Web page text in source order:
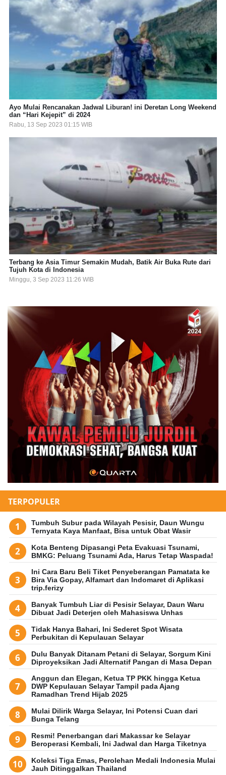
Ayo Mulai Rencanakan Jadwal Liburan! ini Deretan Long Weekend
dan “Hari Kejepit” di 2024
Rabu, 13 Sep 2023 01:15 WIB
Terbang ke Asia Timur Semakin Mudah, Batik Air Buka Rute dari
Tujuh Kota di Indonesia
Minggu, 3 Sep 2023 11:26 WIB
TERPOPULER
Tumbuh Subur pada Wilayah Pesisir, Daun Wungu
Ternyata Kaya Manfaat, Bisa untuk Obat Wasir
Kota Benteng Dipasangi Peta Evakuasi Tsunami,
BMKG: Peluang Tsunami Ada, Harus Tetap Waspada!
Ini Cara Baru Beli Tiket Penyeberangan Pamatata ke
Bira Via Gopay, Alfamart dan Indomaret di Aplikasi
trip.ferizy
Banyak Tumbuh Liar di Pesisir Selayar, Daun Waru
Dibuat Jadi Deterjen oleh Mahasiswa Unhas
Tidak Hanya Bahari, Ini Sederet Spot Wisata
Perbukitan di Kepulauan Selayar
Dulu Banyak Ditanam Petani di Selayar, Sorgum Kini
Diproyeksikan Jadi Alternatif Pangan di Masa Depan
Anggun dan Elegan, Ketua TP PKK hingga Ketua
DWP Kepulauan Selayar Tampil pada Ajang
Ramadhan Trend Hijab 2025
Mulai Dilirik Warga Selayar, Ini Potensi Cuan dari
Bunga Telang
Resmi! Penerbangan dari Makassar ke Selayar
Beroperasi Kembali, Ini Jadwal dan Harga Tiketnya
Koleksi Tiga Emas, Perolehan Medali Indonesia Mulai
Jauh Ditinggalkan Thailand